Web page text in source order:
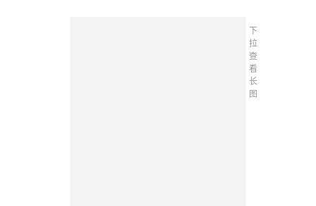
下
拉
查
看
长
图